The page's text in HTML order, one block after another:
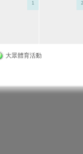
1 2
大眾體育活動